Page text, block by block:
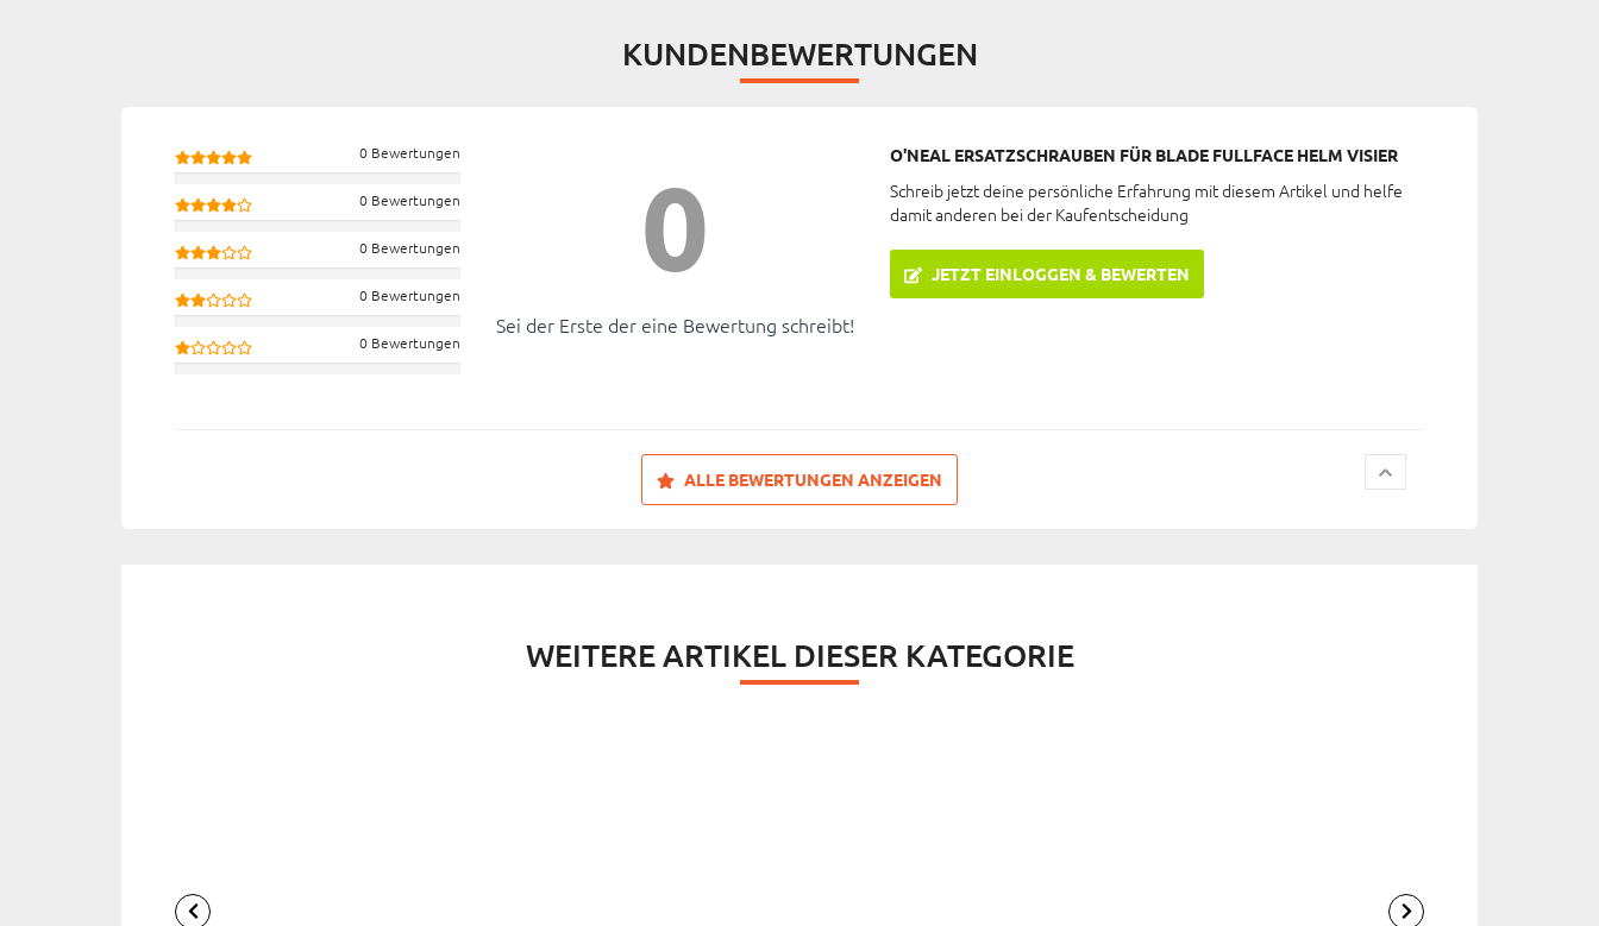
KUNDENBEWERTUNGEN
0 Bewertungen
0 Bewertungen
0 Bewertungen
0 Bewertungen
0 Bewertungen
0
Sei der Erste der eine Bewertung schreibt!
O'NEAL ERSATZSCHRAUBEN FÜR BLADE FULLFACE HELM VISIER
Schreib jetzt deine persönliche Erfahrung mit diesem Artikel und helfe
damit anderen bei der Kaufentscheidung
JETZT EINLOGGEN & BEWERTEN
ALLE BEWERTUNGEN ANZEIGEN
WEITERE ARTIKEL DIESER KATEGORIE